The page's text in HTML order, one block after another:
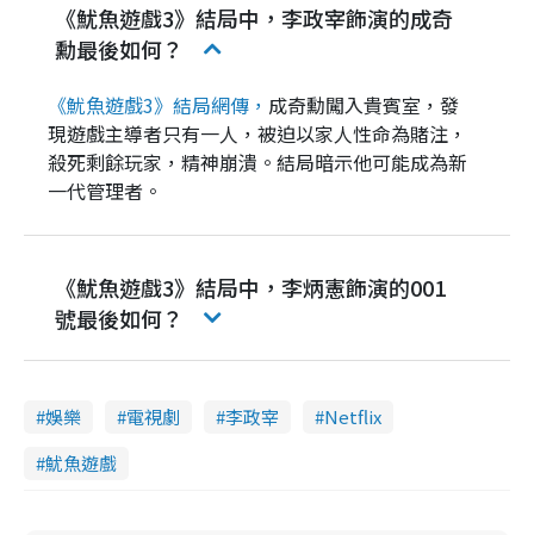
《魷魚遊戲3》結局中，李政宰飾演的成奇
勳最後如何？
《魷魚遊戲3》結局網傳， 成奇勳闖入貴賓室，發
現遊戲主導者只有一人，被迫以家人性命為賭注，
殺死剩餘玩家，精神崩潰。結局暗示他可能成為新
一代管理者。
《魷魚遊戲3》結局中，李炳憲飾演的001
號最後如何？
娛樂 電視劇 李政宰
Netflix
魷魚遊戲